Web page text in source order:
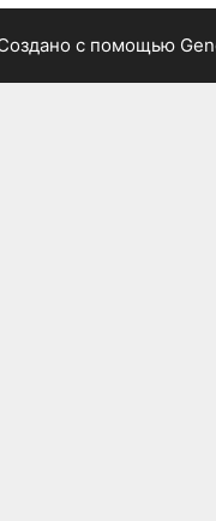
с помощью